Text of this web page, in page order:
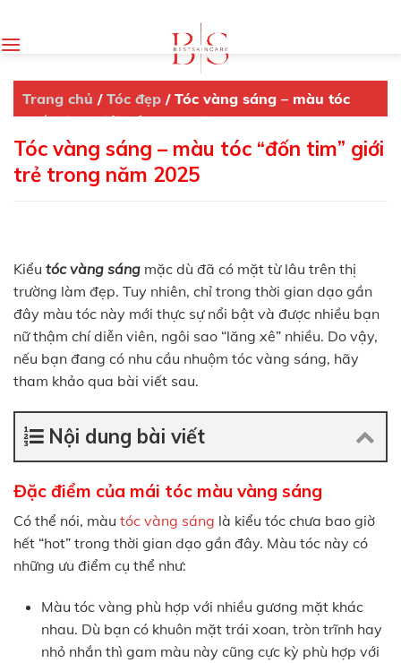
content
Trang chủ / Tóc đẹp / Tóc vàng sáng – màu tóc
“đốn tim” giới trẻ trong năm 2025
Tóc vàng sáng – màu tóc “đốn tim” giới
trẻ trong năm 2025
Kiểu tóc vàng sáng mặc dù đã có mặt từ lâu trên thị
trường làm đẹp. Tuy nhiên, chỉ trong thời gian dạo gần
đây màu tóc này mới thực sự nổi bật và được nhiều bạn
nữ thậm chí diễn viên, ngôi sao “lăng xê” nhiều. Do vậy,
nếu bạn đang có nhu cầu nhuộm tóc vàng sáng, hãy
tham khảo qua bài viết sau.
Nội dung bài viết
Đặc điểm của mái tóc màu vàng sáng
Có thể nói, màu tóc vàng sáng là kiểu tóc chưa bao giờ
hết “hot” trong thời gian dạo gần đây. Màu tóc này có
những ưu điểm cụ thể như:
Màu tóc vàng phù hợp với nhiều gương mặt khác
nhau. Dù bạn có khuôn mặt trái xoan, tròn trĩnh hay
nhỏ nhắn thì gam màu này cũng cực kỳ phù hợp với